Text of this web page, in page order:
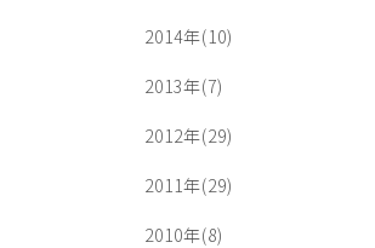
2014年(10)
2013年(7)
2012年(29)
2011年(29)
2010年(8)